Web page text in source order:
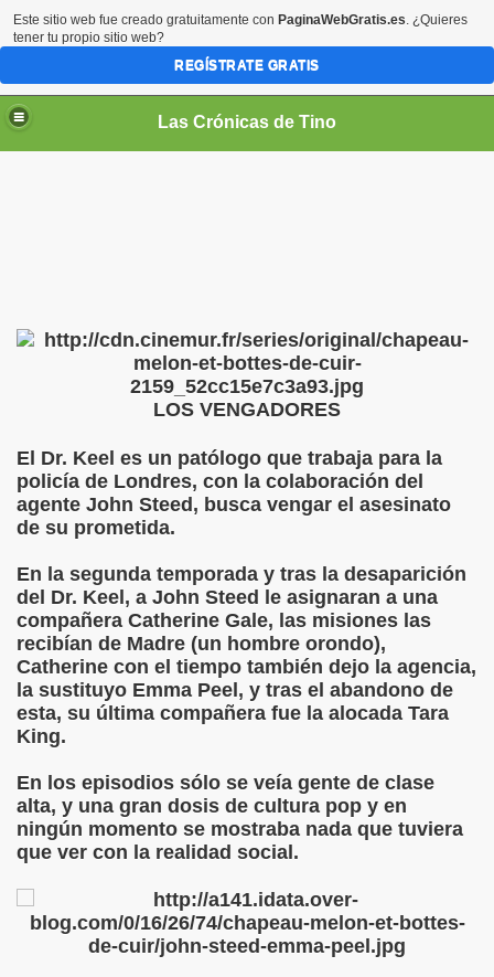
Las Crónicas de Tino
LOS VENGADORES
El Dr. Keel es un patólogo que trabaja para la
policía de Londres, con la colaboración del
agente John Steed, busca vengar el asesinato
de su prometida.
En la segunda temporada y tras la desaparición
del Dr. Keel, a John Steed le asignaran a una
compañera Catherine Gale, las misiones las
recibían de Madre (un hombre orondo),
Catherine con el tiempo también dejo la agencia,
la sustituyo Emma Peel, y tras el abandono de
esta, su última compañera fue la alocada Tara
King.
En los episodios sólo se veía gente de clase
alta, y una gran dosis de cultura pop y en
ningún momento se mostraba nada que tuviera
que ver con la realidad social.
Este sitio web fue creado gratuitamente con PaginaWebGratis.es. ¿Quieres
tener tu propio sitio web?
REGÍSTRATE GRATIS